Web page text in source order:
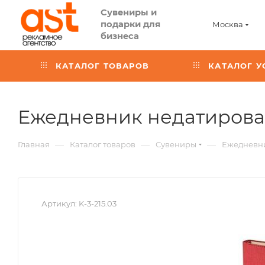
Сувениры и
подарки для
бизнеса
Москва
КАТАЛОГ ТОВАРОВ КАТАЛОГ
Ежедневник
Главная — Каталог товаров — Сувениры —
Артикул: K-3-215.03